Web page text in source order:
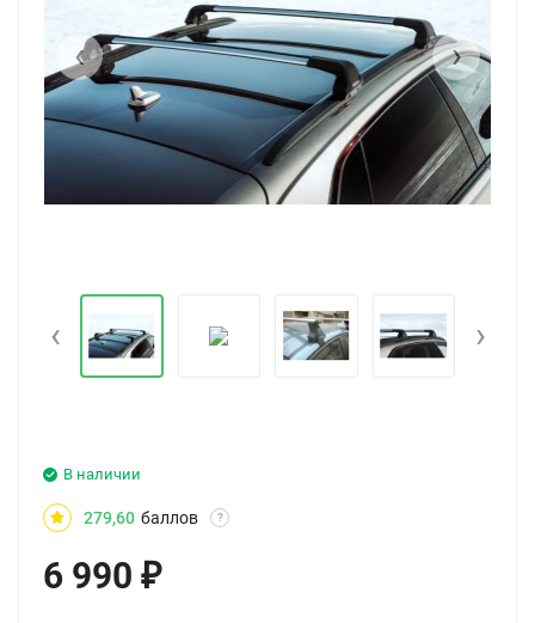
‹ ›
‹ ›
В наличии
279,60 баллов ?
6 990 ₽